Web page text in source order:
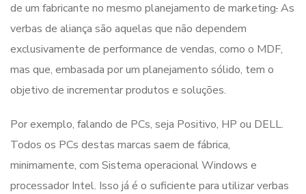
de um fabricante no mesmo planejamento de marketing.As
verbas de aliança são aquelas que não dependem
exclusivamente de performance de vendas, como o MDF,
mas que, embasada por um planejamento sólido, tem o
objetivo de incrementar produtos e soluções.
Por exemplo, falando de PCs, seja Positivo, HP ou DELL.
Todos os PCs destas marcas saem de fábrica,
minimamente, com Sistema operacional Windows e
processador Intel. Isso já é o suficiente para utilizar verbas